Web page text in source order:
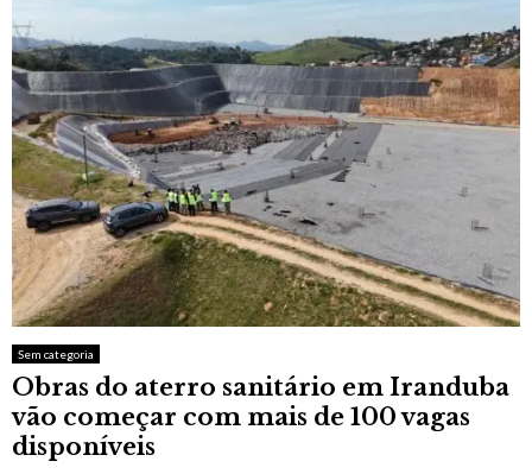
Sem categoria
Obras do aterro sanitário em Iranduba
vão começar com mais de 100 vagas
disponíveis